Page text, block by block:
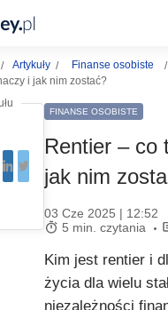
Artykuły
Finanse osobiste
i jak nim zostać?
FINANSE OSOBISTE
Rentier – co
jak nim
03 Cze 2025 | 12:52
5 min. czytania
Kim jest rentier i
życia dla wielu
niezależności